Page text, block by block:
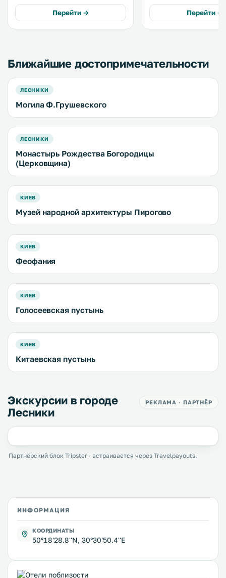
рядом с аутлетом «Мануфактура».
К услугам гостей торговый центр
и детская игровая площадка на
Перейти →
«Домосфера». К услугам гостей
бесплатный WiFi и
Перейти →
Ближайшие достопримечательности
ЛЕСНИКИ
Могила Ф.Грушевского
ЛЕСНИКИ
Монастырь Рождества Богородицы
(Церковщина)
КИЕВ
Музей народной архитектуры Пирогово
КИЕВ
Феофания
КИЕВ
Голосеевская пустынь
КИЕВ
Китаевская пустынь
Экскурсии в городе
Лесники
РЕКЛАМА · ПАРТНЁР
Партнёрский блок Tripster · встраивается через Travelpayouts.
ИНФОРМАЦИЯ
КООРДИНАТЫ
50°18'28.8''N, 30°30'50.4''E